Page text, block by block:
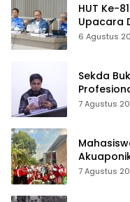
HUT Ke-
Upacara
Kirang
6 Agustus
Sekda
7 Agustus
Pangan
7 Agustus